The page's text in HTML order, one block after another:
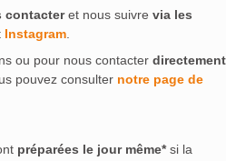
contacteret nous suivre via les
Instagram.
ou pour nous contacter directement
pouvez consulter notre page de
préparées le jour même*si la